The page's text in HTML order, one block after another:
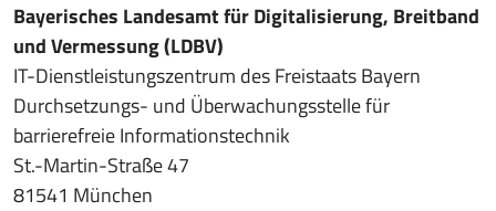
Bayerisches Landesamt für Digitalisierung, Breitband
und Vermessung (LDBV)
IT-Dienstleistungszentrum des Freistaats Bayern
Durchsetzungs- und Überwachungsstelle für
barrierefreie Informationstechnik
St.-Martin-Straße 47
81541 München